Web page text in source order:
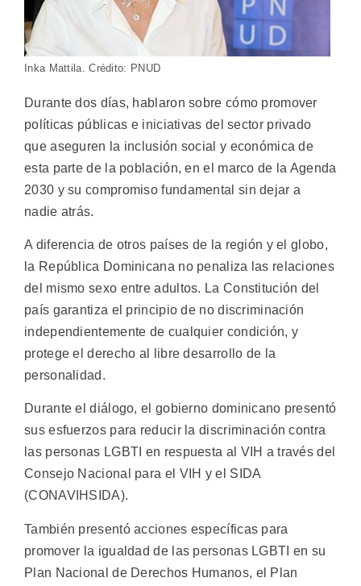
Inka Mattila. Crédito: PNUD
Durante dos días, hablaron sobre cómo promover
políticas públicas e iniciativas del sector privado
que aseguren la inclusión social y económica de
esta parte de la población, en el marco de la Agenda
2030 y su compromiso fundamental sin dejar a
nadie atrás.
A diferencia de otros países de la región y el globo,
la República Dominicana no penaliza las relaciones
del mismo sexo entre adultos. La Constitución del
país garantiza el principio de no discriminación
independientemente de cualquier condición, y
protege el derecho al libre desarrollo de la
personalidad.
Durante el diálogo, el gobierno dominicano presentó
sus esfuerzos para reducir la discriminación contra
las personas LGBTI en respuesta al VIH a través del
Consejo Nacional para el VIH y el SIDA
(CONAVIHSIDA).
También presentó acciones específicas para
promover la igualdad de las personas LGBTI en su
Plan Nacional de Derechos Humanos, el Plan